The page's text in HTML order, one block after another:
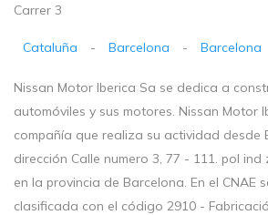
Carrer 3
Cataluña - Barcelona - Barcelona
Nissan Motor Iberica Sa se dedica a
automóviles y sus motores. Nissan Motor
compañía que realiza su actividad desde
dirección Calle numero 3, 77 - 111. pol
en la provincia de Barcelona. En el CNAE
clasificada con el código 2910 -